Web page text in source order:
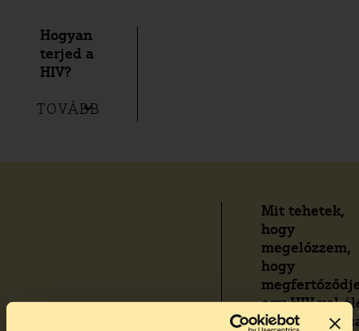
Hogyan
terjed a
HIV?
TOVÁBB
Mit tehetek,
hogy
megelőzzem,
hogy
egy HIV-vel
ember